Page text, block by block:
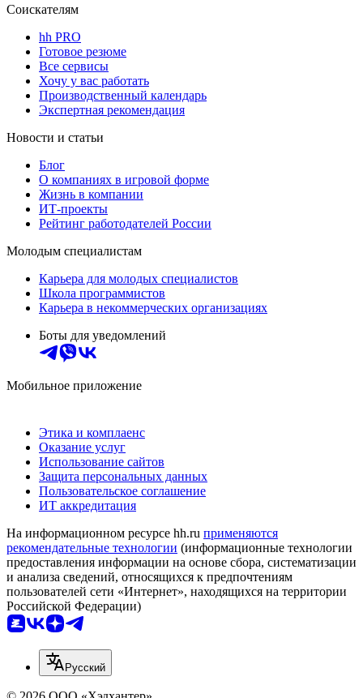
Соискателям
hh PRO
Готовое резюме
Все сервисы
Хочу у вас работать
Производственный календарь
Экспертная рекомендация
Новости и статьи
Блог
О компаниях в игровой форме
Жизнь в компании
ИТ-проекты
Рейтинг работодателей России
Молодым специалистам
Карьера для молодых специалистов
Школа программистов
Карьера в некоммерческих организациях
Боты для уведомлений
Мобильное приложение
Этика и комплаенс
Оказание услуг
Использование сайтов
Защита персональных данных
Пользовательское соглашение
ИТ аккредитация
На информационном ресурсе hh.ru применяются
рекомендательные технологии (информационные технологии
предоставления информации на основе сбора, систематизации
и анализа сведений, относящихся к предпочтениям
пользователей сети «Интернет», находящихся на территории
Российской Федерации)
Русский